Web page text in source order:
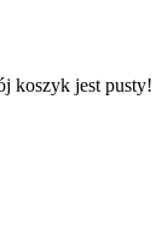
koszyk jest pusty!